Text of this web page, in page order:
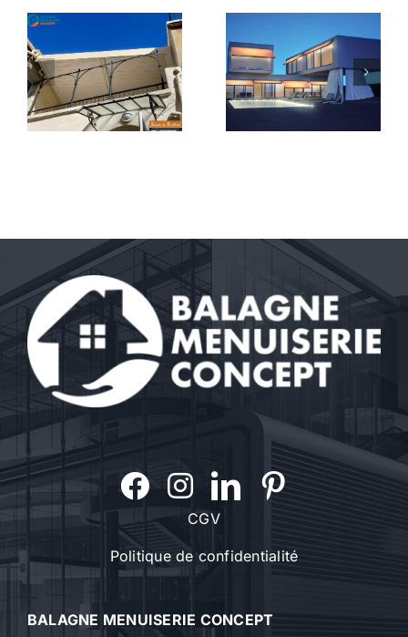
Protégez
votre
maison du
soleil avec
Balagne
Menuiserie
Concept,
votre
spécialiste
CGV
Politique de confidentialité
BALAGNE MENUISERIE CONCEPT